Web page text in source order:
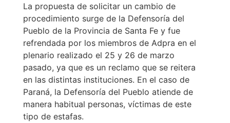
La propuesta de solicitar un cambio de
procedimiento surge de la Defensoría del
Pueblo de la Provincia de Santa Fe y fue
refrendada por los miembros de Adpra en el
plenario realizado el 25 y 26 de marzo
pasado, ya que es un reclamo que se reitera
en las distintas instituciones. En el caso de
Paraná, la Defensoría del Pueblo atiende de
manera habitual personas, víctimas de este
tipo de estafas.